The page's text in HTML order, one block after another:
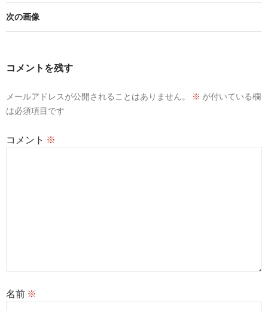
次の画像
コメントを残す
メールアドレスが公開されることはありません。 ※ が付いている欄
は必須項目です
コメント ※
名前 ※